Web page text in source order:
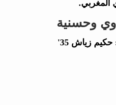
المغربي.
وحسنية
زياش 35'